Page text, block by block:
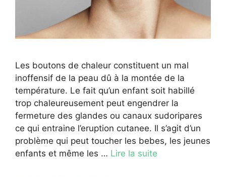
Les boutons de chaleur constituent un mal
inoffensif de la peau dû à la montée de la
température. Le fait qu’un enfant soit habillé
trop chaleureusement peut engendrer la
fermeture des glandes ou canaux sudoripares
ce qui entraine l’eruption cutanee. Il s’agit d’un
problème qui peut toucher les bebes, les jeunes
enfants et même les … Lire la suite